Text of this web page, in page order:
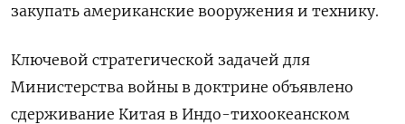
закупать американские вооружения и технику.
Ключевой стратегической задачей для
Министерства войны в доктрине объявлено
сдерживание Китая в Индо-тихоокеанском